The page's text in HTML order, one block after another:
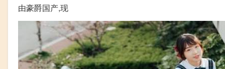
由豪爵国产,现